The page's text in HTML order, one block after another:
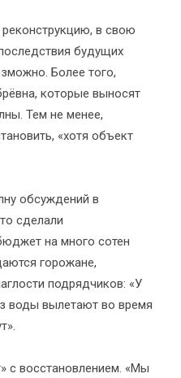
в свою
будущих
Более того,
которые выносят
Тем не менее,
«хотя объект
обсуждений в
сделали
на много сотен
горожане,
подрядчиков: «У
воды вылетают во время
с восстановлением. «Мы